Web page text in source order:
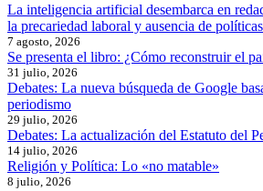
La inteligencia artificial desembarca en
la precariedad laboral y ausencia de
7 agosto, 2026
Se presenta el libro: ¿Cómo reconstruir el
31 julio, 2026
Debates: La nueva búsqueda de Google
periodismo
29 julio, 2026
Debates: La actualización del Estatuto del
14 julio, 2026
Religión y Política: Lo «no matable»
8 julio, 2026